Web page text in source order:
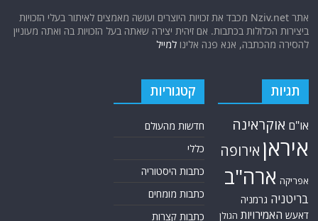
סוריה סחר סמים
סין
עירק צבא סוריה חופשי
צרפת
קורונה קטאר
רוסיה רפואה
תימן